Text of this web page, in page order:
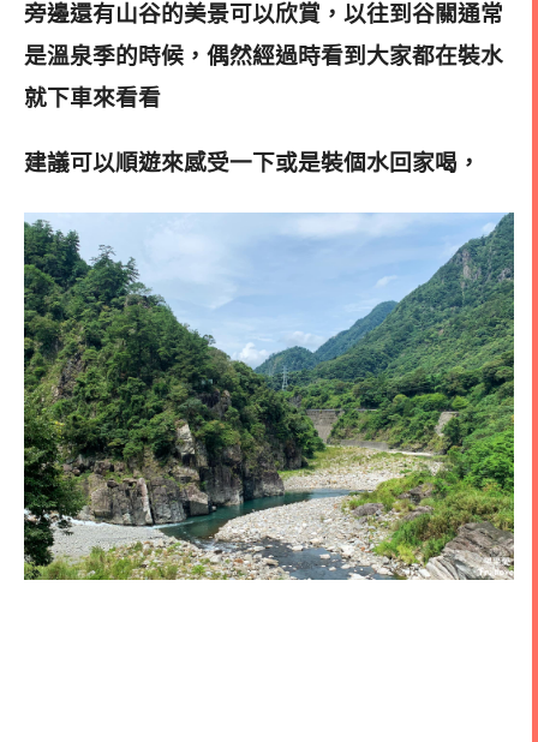
旁邊還有山谷的美景可以欣賞， 以往到谷關通常
是溫泉季的時候 ， 偶然經過時看到大家都在裝水
就下車來看看
建議可以順遊來感受一下或是裝個水回家喝，